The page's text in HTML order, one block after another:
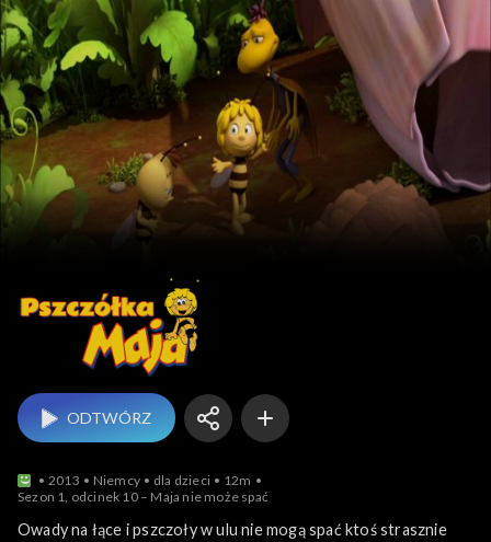
Pszczółka Maja
ODTWÓRZ
2013 Niemcy dla dzieci
12m
Sezon 1, odcinek 10 – Maja nie może spać
Owady na łące i pszczoły w ulu nie mogą spać ktoś strasznie